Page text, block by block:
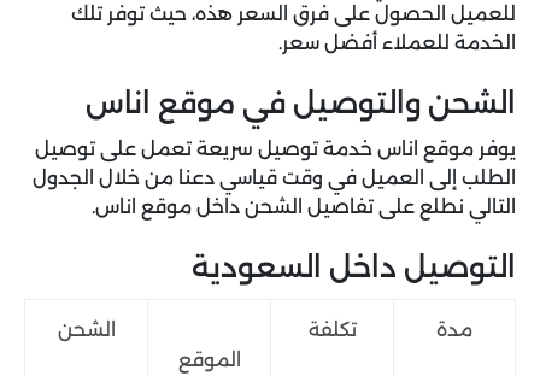
للعميل الحصول على فرق السعر هذه، حيث توفر تلك
الخدمة للعملاء أفضل سعر.
الشحن والتوصيل في موقع اناس
يوفر موقع اناس خدمة توصيل سريعة تعمل على توصيل
الطلب إلى العميل في وقت قياسي دعنا من خلال الجدول
التالي نطلع على تفاصيل الشحن داخل موقع اناس.
التوصيل داخل السعودية
مدة تكلفة
الموقع
الشحن